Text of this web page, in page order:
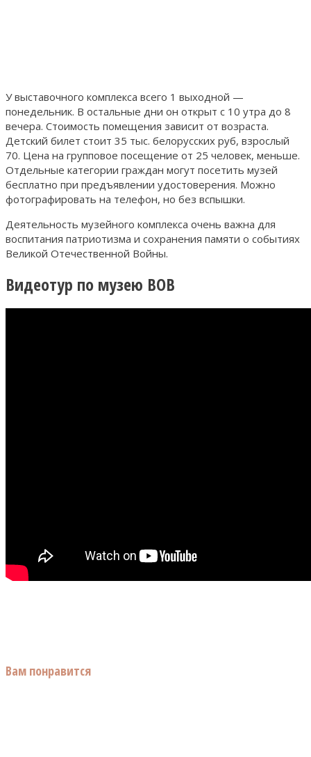
У выставочного комплекса всего 1 выходной —
понедельник. В остальные дни он открыт с 10 утра до 8
вечера. Стоимость помещения зависит от возраста.
Детский билет стоит 35 тыс. белорусских руб, взрослый
70. Цена на групповое посещение от 25 человек, меньше.
Отдельные категории граждан могут посетить музей
бесплатно при предъявлении удостоверения. Можно
фотографировать на телефон, но без вспышки.
Деятельность музейного комплекса очень важна для
воспитания патриотизма и сохранения памяти о событиях
Великой Отечественной Войны.
Видеотур по музею ВОВ
Вам понравится